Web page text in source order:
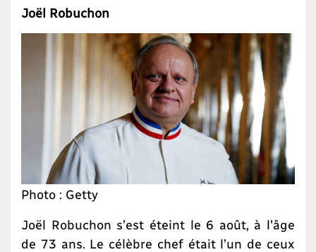
Joël Robuchon
Photo : Getty
Joël Robuchon s’est éteint le 6 août, à l'âge
de 73 ans. Le célèbre chef était l’un de ceux